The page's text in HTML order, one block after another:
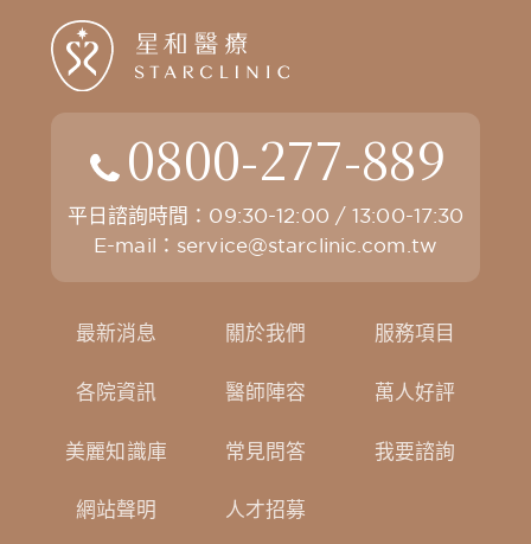
0800-277-889
平日諮詢時間：09:30-12:00 / 13:00-17:30
E-mail： service@starclinic.com.tw
最新消息 關於我們 服務項目
各院資訊 醫師陣容 萬人好評
美麗知識庫 常見問答 我要諮詢
網站聲明 人才招募